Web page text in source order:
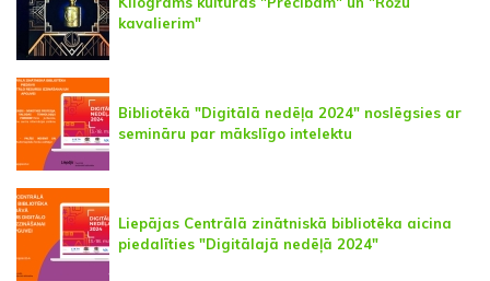
kavalierim"
Bibliotēkā "Digitālā nedēļa 2024" noslēgsies ar
semināru par mākslīgo intelektu
Liepājas Centrālā zinātniskā bibliotēka aicina
piedalīties "Digitālajā nedēļā 2024"